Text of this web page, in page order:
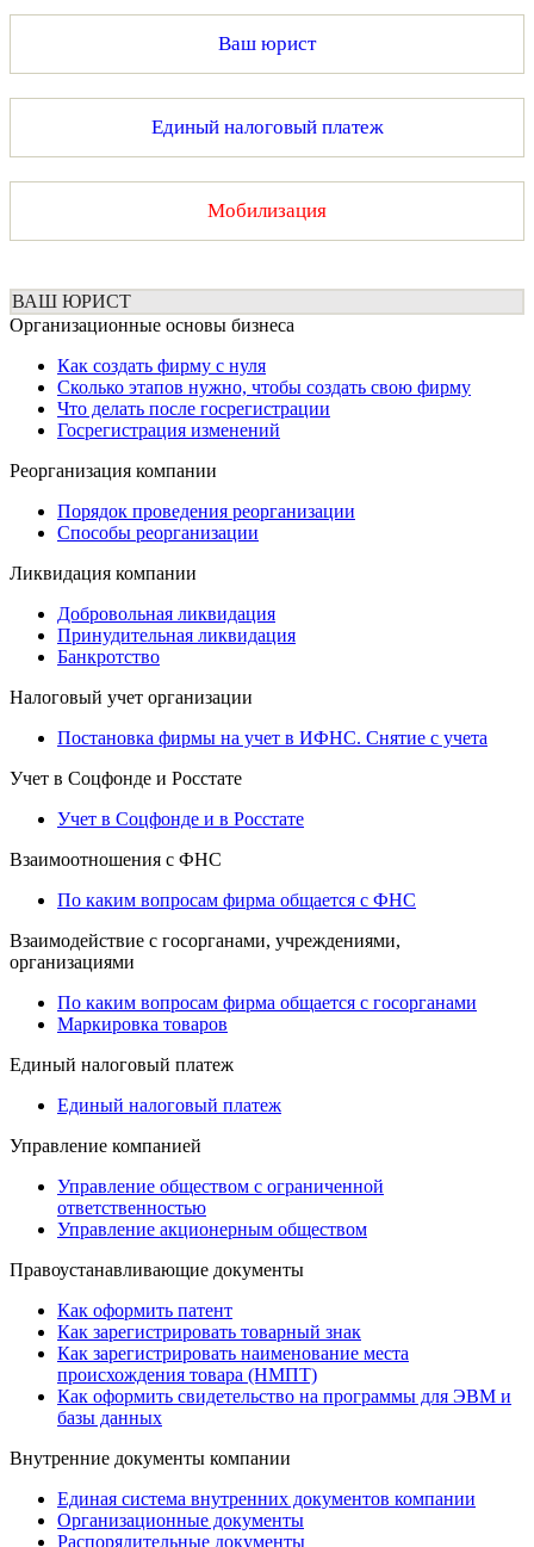
Ваш юрист
Единый налоговый платеж
Мобилизация
ВАШ ЮРИСТ
Организационные основы бизнеса
Как создать фирму с нуля
Сколько этапов нужно, чтобы создать свою фирму
Что делать после госрегистрации
Госрегистрация изменений
Реорганизация компании
Порядок проведения реорганизации
Способы реорганизации
Ликвидация компании
Добровольная ликвидация
Принудительная ликвидация
Банкротство
Налоговый учет организации
Постановка фирмы на учет в ИФНС. Снятие с учета
Учет в Соцфонде и Росстате
Учет в Соцфонде и в Росстате
Взаимоотношения с ФНС
По каким вопросам фирма общается с ФНС
Взаимодействие с госорганами, учреждениями,
организациями
По каким вопросам фирма общается с госорганами
Маркировка товаров
Единый налоговый платеж
Единый налоговый платеж
Управление компанией
Управление обществом с ограниченной
ответственностью
Управление акционерным обществом
Правоустанавливающие документы
Как оформить патент
Как зарегистрировать товарный знак
Как зарегистрировать наименование места
происхождения товара (НМПТ)
Как оформить свидетельство на программы для ЭВМ и
базы данных
Внутренние документы компании
Единая система внутренних документов компании
Организационные документы
Распорядительные документы